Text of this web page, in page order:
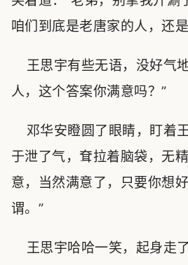
咱们到底是老唐家的人，还
王思宇有些无语，没好气
人，这个答案你满意吗？”
邓华安瞪圆了眼睛，盯着
于泄了气，耷拉着脑袋，无
意，当然满意了，只要你想
谓。”
王思宇哈哈一笑，起身走